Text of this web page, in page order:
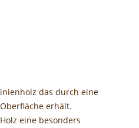
das durch eine
erhält.
eine besonders